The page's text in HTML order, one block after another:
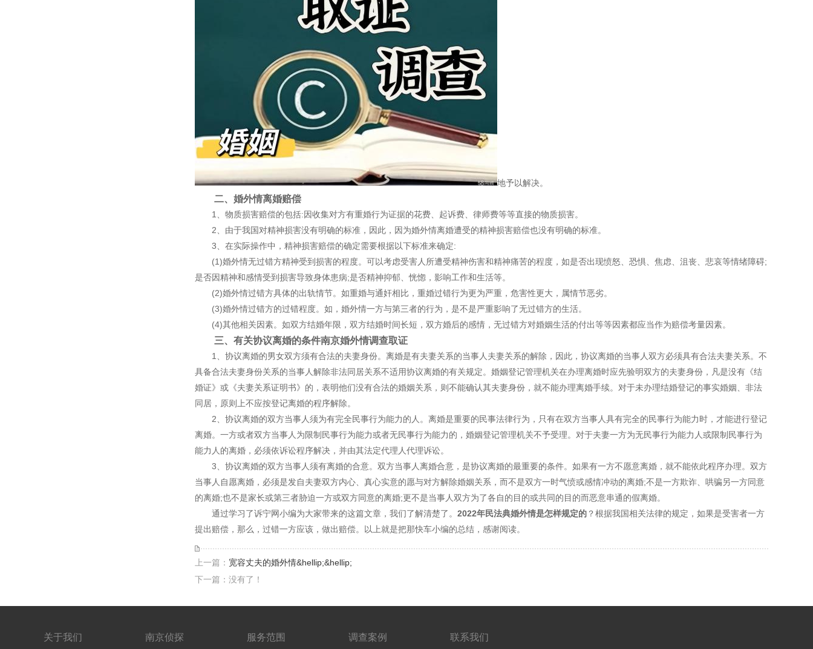
地予以解决。
二、婚外情离婚赔偿
1、物质损害赔偿的包括:因收集对方有重婚行为证据的花费、起诉费、律师费等等直接的物质损害。
2、由于我国对精神损害没有明确的标准，因此，因为婚外情离婚遭受的精神损害赔偿也没有明确的标准。
3、在实际操作中，精神损害赔偿的确定需要根据以下标准来确定:
(1)婚外情无过错方精神受到损害的程度。可以考虑受害人所遭受精神伤害和精神痛苦的程度，如是否出现愤怒、恐惧、焦虑、沮丧、悲哀等情绪障碍;
是否因精神和感情受到损害导致身体患病;是否精神抑郁、恍惚，影响工作和生活等。
(2)婚外情过错方具体的出轨情节。如重婚与通奸相比，重婚过错行为更为严重，危害性更大，属情节恶劣。
(3)婚外情过错方的过错程度。如，婚外情一方与第三者的行为，是不是严重影响了无过错方的生活。
(4)其他相关因素。如双方结婚年限，双方结婚时间长短，双方婚后的感情，无过错方对婚姻生活的付出等等因素都应当作为赔偿考量因素。
三、有关协议离婚的条件南京婚外情调查取证
1、协议离婚的男女双方须有合法的夫妻身份。离婚是有夫妻关系的当事人夫妻关系的解除，因此，协议离婚的当事人双方必须具有合法夫妻关系。不
具备合法夫妻身份关系的当事人解除非法同居关系不适用协议离婚的有关规定。婚姻登记管理机关在办理离婚时应先验明双方的夫妻身份，凡是没有《结
婚证》或《夫妻关系证明书》的，表明他们没有合法的婚姻关系，则不能确认其夫妻身份，就不能办理离婚手续。对于未办理结婚登记的事实婚姻、非法
同居，原则上不应按登记离婚的程序解除。
2、协议离婚的双方当事人须为有完全民事行为能力的人。离婚是重要的民事法律行为，只有在双方当事人具有完全的民事行为能力时，才能进行登记
离婚。一方或者双方当事人为限制民事行为能力或者无民事行为能力的，婚姻登记管理机关不予受理。对于夫妻一方为无民事行为能力人或限制民事行为
能力人的离婚，必须依诉讼程序解决，并由其法定代理人代理诉讼。
3、协议离婚的双方当事人须有离婚的合意。双方当事人离婚合意，是协议离婚的最重要的条件。如果有一方不愿意离婚，就不能依此程序办理。双方
当事人自愿离婚，必须是发自夫妻双方内心、真心实意的愿与对方解除婚姻关系，而不是双方一时气愤或感情冲动的离婚;不是一方欺诈、哄骗另一方同意
的离婚;也不是家长或第三者胁迫一方或双方同意的离婚;更不是当事人双方为了各自的目的或共同的目的而恶意串通的假离婚。
通过学习了诉宁网小编为大家带来的这篇文章，我们了解清楚了。 2022年民法典婚外情是怎样规定的 ？根据我国相关法律的规定，如果是受害者一方
提出赔偿，那么，过错一方应该，做出赔偿。以上就是把那快车小编的总结，感谢阅读。
上一篇： 宽容丈夫的婚外情&hellip;&hellip;
下一篇：没有了！
关于我们 南京侦探 服务范围 调查案例 联系我们